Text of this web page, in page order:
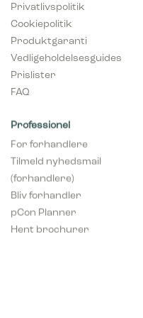
Privatlivspolitik
Cookiepolitik
Produktgaranti
Vedligeholdelsesguides
Prislister
FAQ
Professionel
For forhandlere
Tilmeld nyhedsmail
(forhandlere)
Bliv forhandler
pCon Planner
Hent brochurer